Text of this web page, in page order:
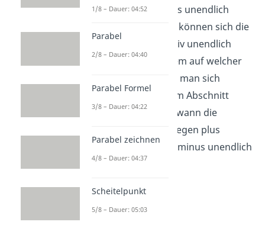
sich die Werte plus unendlich
nähern. Natürlich können sich die
Werte auch negativ unendlich
nähern, je nachdem auf welcher
Seite der Polstelle man sich
befindet. In diesem Abschnitt
untersuchen wir, wann die
Funktionswerte gegen plus
beziehungsweise minus unendlich
laufen.
1/8 – Dauer: 04:52
Parabel
2/8 – Dauer: 04:40
Parabel Formel
3/8 – Dauer: 04:22
Parabel zeichnen
4/8 – Dauer: 04:37
Scheitelpunkt
5/8 – Dauer: 05:03